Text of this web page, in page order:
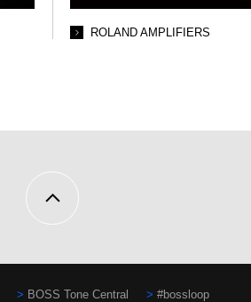
ROLAND AMPLIFIERS
BOSS Tone Central #bossloop